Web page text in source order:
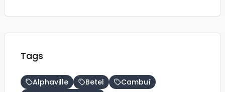
Tags
Alphaville Betel
Cambuí